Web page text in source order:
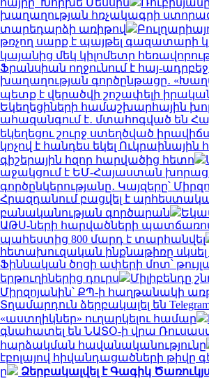
խաղաղության հռչակագրի
տարեդարձի առիթով
թռչող սարք է պայթել գազատարի
կայանից մեկ կիլոմետր
Ֆրանսիան ողջունում է հայ-
խաղաղության գործընթացը․
պետք է վերածվի շոշափելի
Եկեղեցիների համաշխարհային
ահազանգում է․ մտահոգված են
եկեղեցու շուրջ ստեղծված
կոչով է հանդես եկել Ուկրաինային
գիշերային հզոր հարվածից հետո
աջակցում է ԵՄ-Հայաստան
գործընկերությանը․ Կայզերը՝
Հրազդանում բացվել է
բանականության գործարան
ԱԹՍ-ների հարվածների պատճառով
պահեստից 800 մարդ է տարհանվել
հետախուզական ինքնաթիռը սկսել
Ֆիննական ծոցի ափերի մոտ՝
երթուղիներից դուրս
Միլիբենդը
Միրզոյանին՝ ՔՊ-ի հաղթանակի
Տղամարդուն ձերբակալել են
«աստղիկներ» ուղարկելու համար
գնահատել են ՆԱՏՕ-ի վրա
հարձակման հավանականությունը
էբոլայով հիվանդացածների թիվը
ը
Ձերբակալվել է Գագիկ